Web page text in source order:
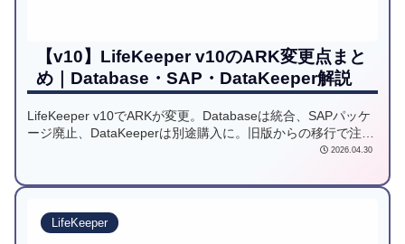
【v10】LifeKeeper v10のARK変更点まと
め｜Database・SAP・DataKeeper解説
LifeKeeper v10でARKが変更。Databaseは統合、SAPパッケ
ージ廃止、DataKeeperは別途購入に。旧版からの移行で注意
すべきライセンス変更点をわかりやすく解説します。 2026.04.30
LifeKeeper